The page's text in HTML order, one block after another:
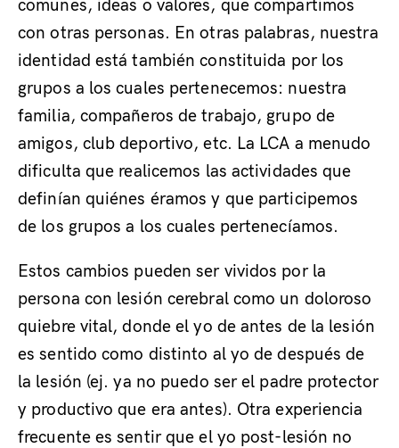
comunes, ideas o valores, que compartimos
con otras personas. En otras palabras, nuestra
identidad está también constituida por los
grupos a los cuales pertenecemos: nuestra
familia, compañeros de trabajo, grupo de
amigos, club deportivo, etc. La LCA a menudo
dificulta que realicemos las actividades que
definían quiénes éramos y que participemos
de los grupos a los cuales pertenecíamos.
Estos cambios pueden ser vividos por la
persona con lesión cerebral como un doloroso
quiebre vital, donde el yo de antes de la lesión
es sentido como distinto al yo de después de
la lesión (ej. ya no puedo ser el padre protector
y productivo que era antes). Otra experiencia
frecuente es sentir que el yo post-lesión no